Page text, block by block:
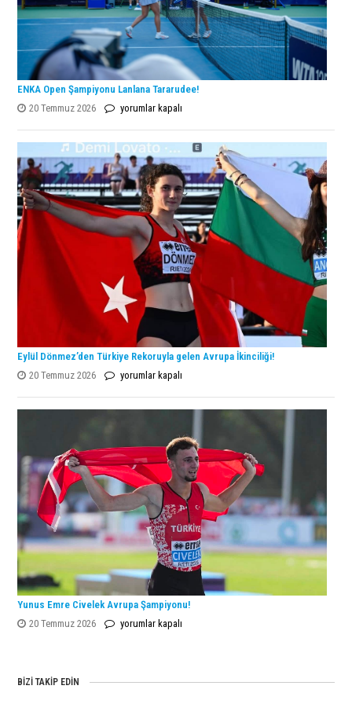
ENKA Open Şampiyonu Lanlana Tararudee!
20 Temmuz 2026
ENKA
Şampiyonu
Lanlana
Tararudee!
için
yorumlar kapalı
Eylül Dönmez’den Türkiye Rekoruyla gelen Avrupa İkinciliği!
20 Temmuz 2026
Eylül
Türkiye
gelen
Avrupa
İkinciliği!
yorumlar kapalı
Yunus Emre Civelek Avrupa Şampiyonu!
20 Temmuz 2026
Yunus
Avrupa
yorumlar kapalı
BIZI TAKIP EDIN